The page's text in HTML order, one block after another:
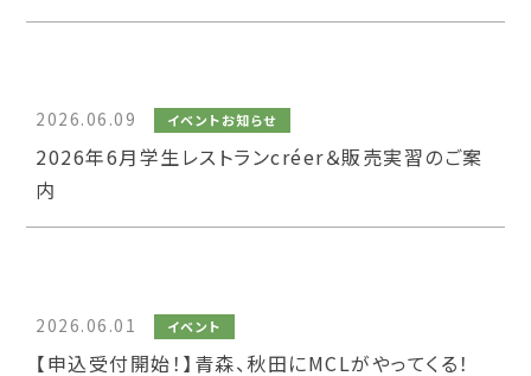
2026.06.09 イベントお知らせ
2026年6月学生レストランcréer＆販売実習のご案
内
2026.06.01 イベント
【申込受付開始！】青森、秋田にMCLがやってくる！